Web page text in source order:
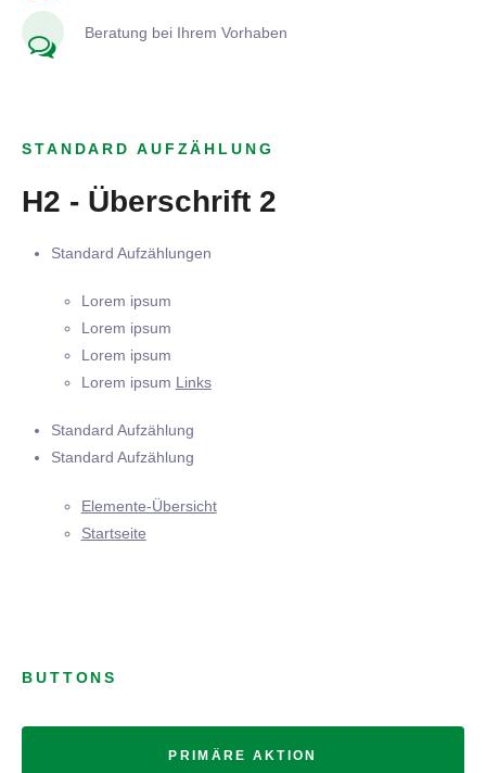
Beratung bei Ihrem Vorhaben
STANDARD AUFZÄHLUNG
H2 - Überschrift 2
Standard Aufzählungen
Lorem ipsum
Lorem ipsum
Lorem ipsum
Lorem ipsum Links
Standard Aufzählung
Standard Aufzählung
Elemente-Übersicht
Startseite
BUTTONS
PRIMÄRE AKTION